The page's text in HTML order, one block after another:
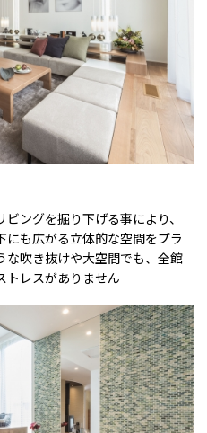
ングを掘り下げる事により、
も広がる立体的な空間をプラ
な吹き抜けや大空間でも、全館
トレスがありません